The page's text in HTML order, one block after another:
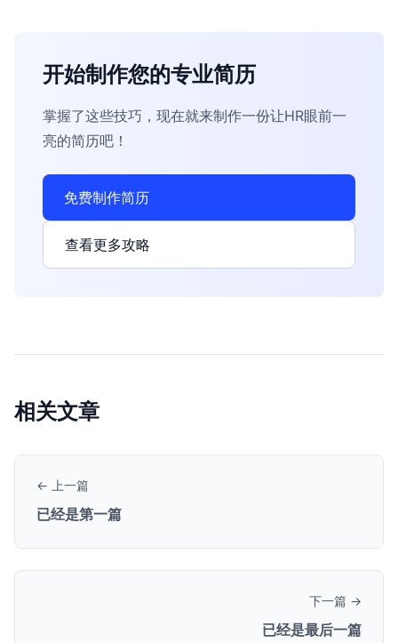
开始制作您的专业简历
掌握了这些技巧，现在就来制作一份让HR眼前一
亮的简历吧！
免费制作简历
查看更多攻略
相关文章
← 上一篇
已经是第一篇
下一篇 →
已经是最后一篇